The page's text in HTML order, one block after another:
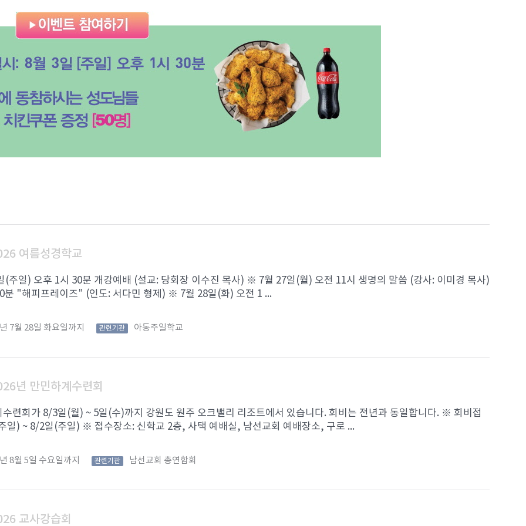
여름성경학교
주일) 오후 1시 30분 개강예배 (설교: 당회장 이수진 목사) ※ 7월 27일(월) 오전 11시 생명의 말씀 (강사: 이미경 목사)
분 "해피프레이즈" (인도: 서다민 형제) ※ 7월 28일(화) 오전 1 ...
7월 28일 화요일까지 관련기관 아동주일학교
년 만민하계수련회
련회가 8/3일(월) ~ 5일(수)까지 강원도 원주 오크밸리 리조트에서 있습니다. 회비는 전년과 동일합니다. ※ 회비접
일) ~ 8/2일(주일) ※ 접수장소: 신학교 2층, 사택 예배실, 남선교회 예배장소, 구로 ...
8월 5일 수요일까지 관련기관 남선교회 총연합회
교사강습회